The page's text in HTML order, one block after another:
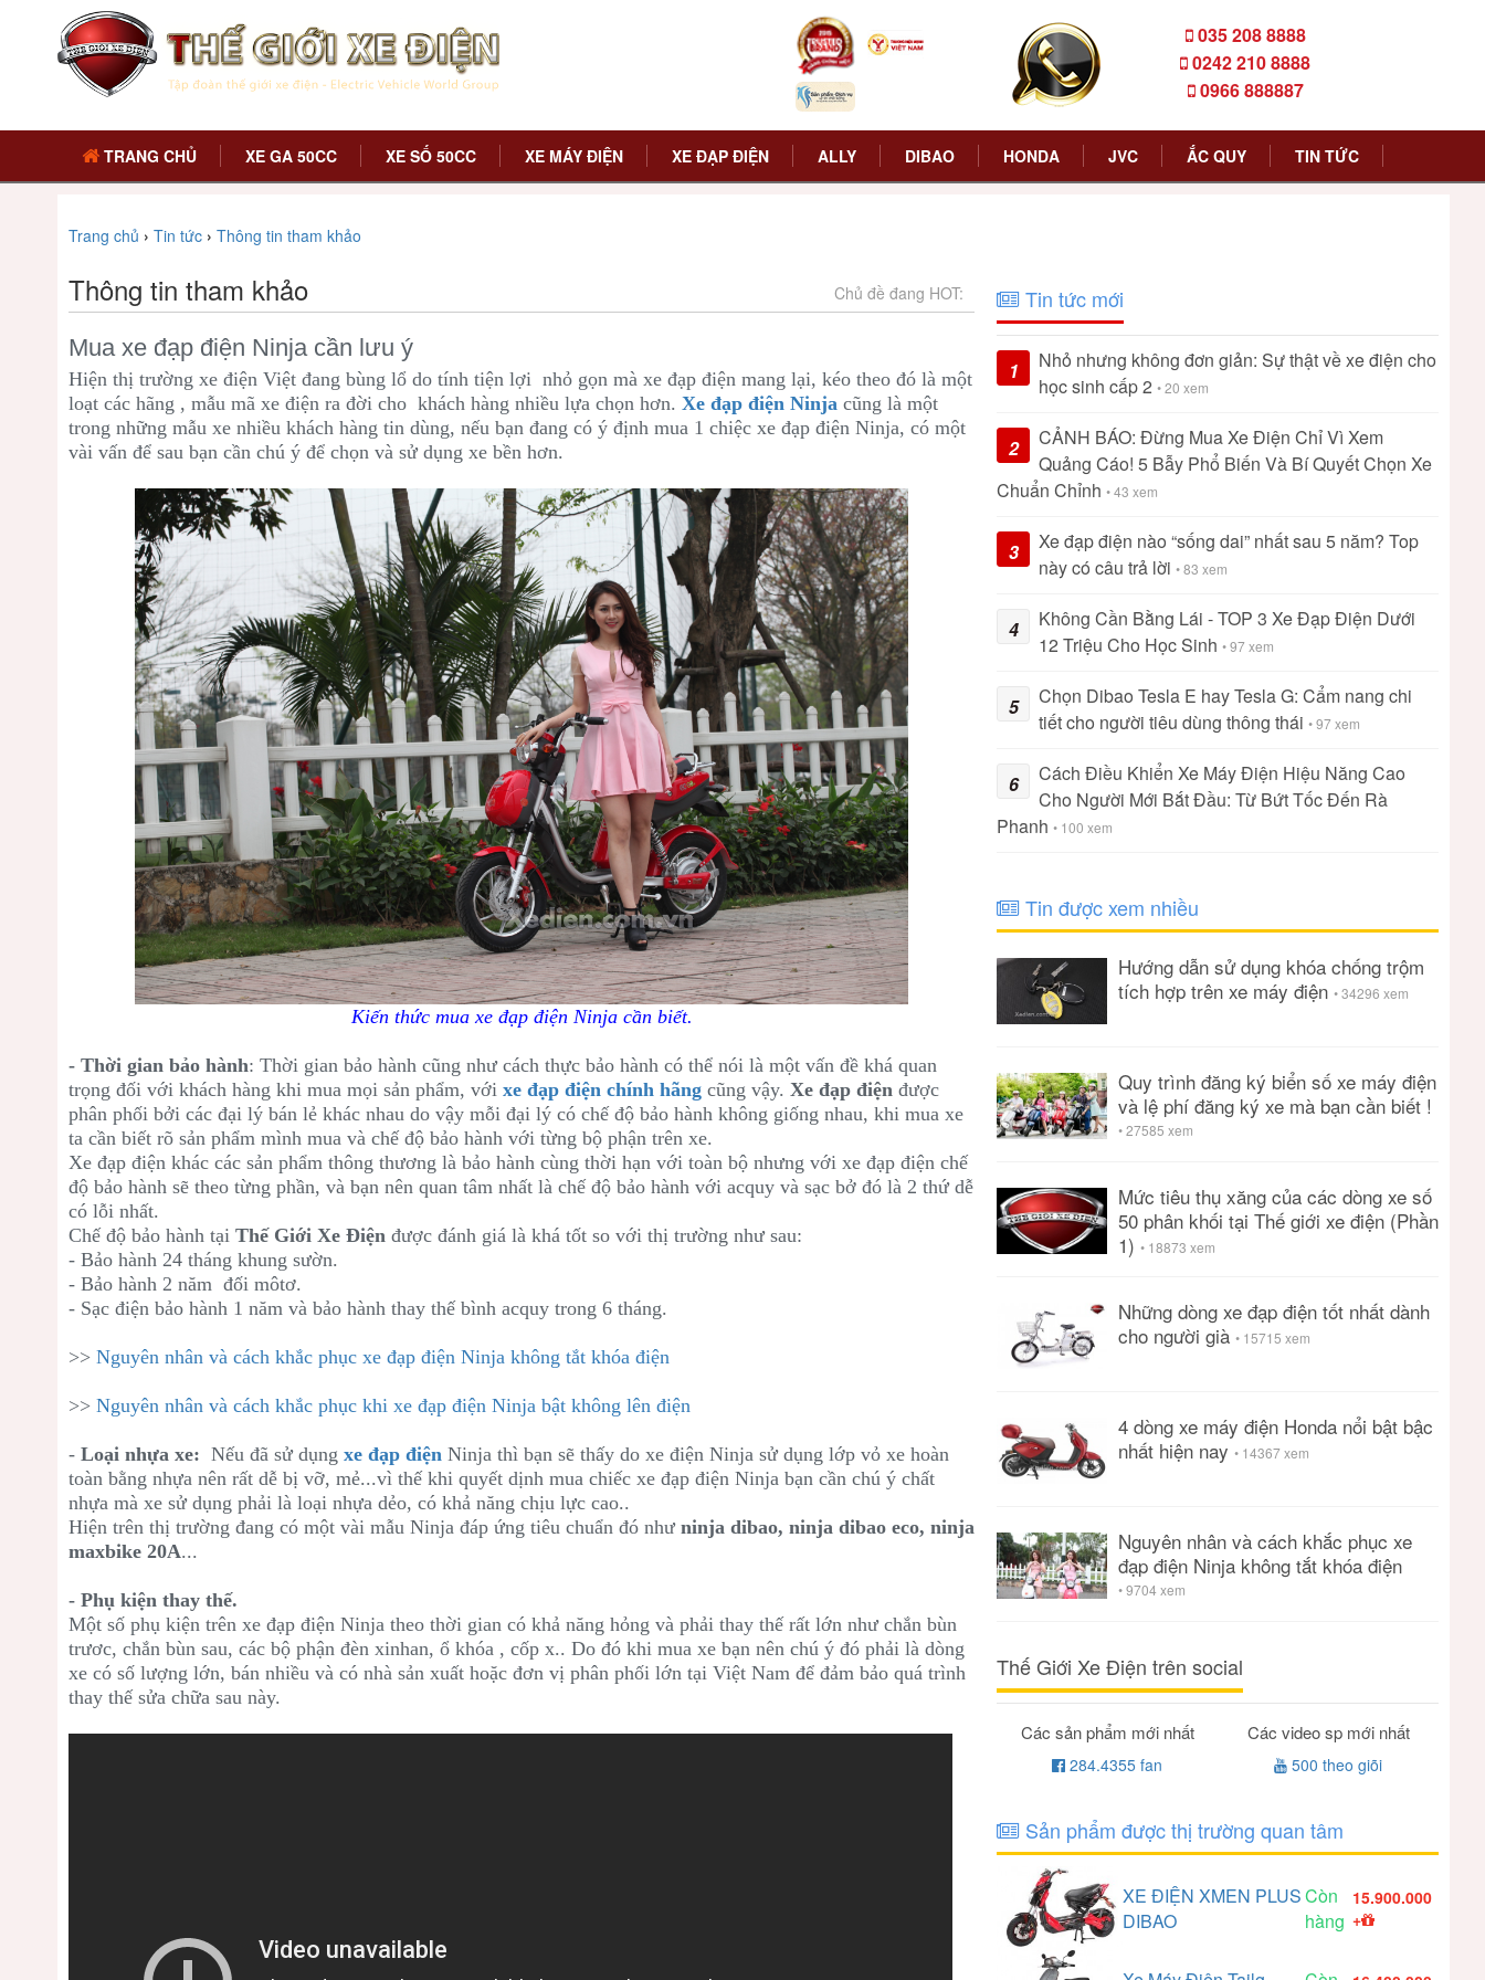
035 208 8888
0242 210 8888
0966 888887
TRANG CHỦ XE GA 50CC XE SỐ 50CC XE MÁY ĐIỆN XE ĐẠP ĐIỆN ALLY DIBAO HONDA JVC ẮC QUY TIN TỨC
Trang chủ › Tin tức › Thông tin tham khảo
Thông tin tham khảo Chủ đề đang HOT:
Mua xe đạp điện Ninja cần lưu ý
Hiện thị trường xe điện Việt đang bùng lổ do tính tiện lợi nhỏ gọn mà xe đạp điện mang lại, kéo theo đó là một
loạt các hãng , mẫu mã xe điện ra đời cho khách hàng nhiều lựa chọn hơn. Xe đạp điện Ninja cũng là một
trong những mẫu xe nhiều khách hàng tin dùng, nếu bạn đang có ý định mua 1 chiệc xe đạp điện Ninja, có một
vài vấn để sau bạn cần chú ý để chọn và sử dụng xe bền hơn.
Kiến thức mua xe đạp điện Ninja cần biết.
- Thời gian bảo hành: Thời gian bảo hành cũng như cách thực bảo hành có thể nói là một vấn đề khá quan
trọng đối với khách hàng khi mua mọi sản phẩm, với xe đạp điện chính hãng cũng vậy. Xe đạp điện được
phân phối bởi các đại lý bán lẻ khác nhau do vậy mỗi đại lý có chế độ bảo hành không giống nhau, khi mua xe
ta cần biết rõ sản phẩm mình mua và chế độ bảo hành với từng bộ phận trên xe.
Xe đạp điện khác các sản phẩm thông thương là bảo hành cùng thời hạn với toàn bộ nhưng với xe đạp điện chế
độ bảo hành sẽ theo từng phần, và bạn nên quan tâm nhất là chế độ bảo hành với acquy và sạc bở đó là 2 thứ dễ
có lỗi nhất.
Chế độ bảo hành tại Thế Giới Xe Điện được đánh giá là khá tốt so với thị trường như sau:
- Bảo hành 24 tháng khung sườn.
- Bảo hành 2 năm đối môtơ.
- Sạc điện bảo hành 1 năm và bảo hành thay thế bình acquy trong 6 tháng.
>> Nguyên nhân và cách khắc phục xe đạp điện Ninja không tắt khóa điện
>> Nguyên nhân và cách khắc phục khi xe đạp điện Ninja bật không lên điện
- Loại nhựa xe: Nếu đã sử dụng xe đạp điện Ninja thì bạn sẽ thấy do xe điện Ninja sử dụng lớp vỏ xe hoàn
toàn bằng nhựa nên rất dễ bị vỡ, mẻ...vì thế khi quyết dịnh mua chiếc xe đạp điện Ninja bạn cần chú ý chất
nhựa mà xe sử dụng phải là loại nhựa dẻo, có khả năng chịu lực cao..
Hiện trên thị trường đang có một vài mẫu Ninja đáp ứng tiêu chuẩn đó như ninja dibao, ninja dibao eco, ninja
maxbike 20A...
- Phụ kiện thay thế.
Một số phụ kiện trên xe đạp điện Ninja theo thời gian có khả năng hỏng và phải thay thế rất lớn như chắn bùn
trươc, chắn bùn sau, các bộ phận đèn xinhan, ổ khóa , cốp x.. Do đó khi mua xe bạn nên chú ý đó phải là dòng
xe có số lượng lớn, bán nhiều và có nhà sản xuất hoặc đơn vị phân phối lớn tại Việt Nam để đảm bảo quá trình
thay thế sửa chữa sau này.
Tin tức mới
1
Nhỏ nhưng không đơn giản: Sự thật về xe điện cho
học sinh cấp 2 • 20 xem
2
CẢNH BÁO: Đừng Mua Xe Điện Chỉ Vì Xem
Quảng Cáo! 5 Bẫy Phổ Biến Và Bí Quyết Chọn Xe
Chuẩn Chỉnh • 43 xem
3
Xe đạp điện nào “sống dai” nhất sau 5 năm? Top
này có câu trả lời • 83 xem
4
Không Cần Bằng Lái - TOP 3 Xe Đạp Điện Dưới
12 Triệu Cho Học Sinh • 97 xem
5
Chọn Dibao Tesla E hay Tesla G: Cẩm nang chi
tiết cho người tiêu dùng thông thái • 97 xem
6
Cách Điều Khiển Xe Máy Điện Hiệu Năng Cao
Cho Người Mới Bắt Đầu: Từ Bứt Tốc Đến Rà
Phanh • 100 xem
Tin được xem nhiều
Hướng dẫn sử dụng khóa chống trộm
tích hợp trên xe máy điện • 34296 xem
Quy trình đăng ký biển số xe máy điện
và lệ phí đăng ký xe mà bạn cần biết !
• 27585 xem
Mức tiêu thụ xăng của các dòng xe số
50 phân khối tại Thế giới xe điện (Phần
1) • 18873 xem
Những dòng xe đạp điện tốt nhất dành
cho người già • 15715 xem
4 dòng xe máy điện Honda nổi bật bậc
nhất hiện nay • 14367 xem
Nguyên nhân và cách khắc phục xe
đạp điện Ninja không tắt khóa điện
• 9704 xem
Thế Giới Xe Điện trên social
Các sản phẩm mới nhất
284.4355 fan
Các video sp mới nhất
500 theo giõi
Sản phẩm được thị trường quan tâm
XE ĐIỆN XMEN PLUS
DIBAO
Còn
hàng
15.900.000
+